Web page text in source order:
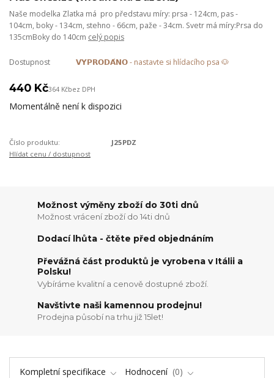
Naše modelka Zlatka má pro představu míry: prsa - 124cm, pas -
104cm, boky - 134cm, stehno - 66cm, paže - 34cm. Svetr má míry:Prsa do
135cmBoky do 140cm celý popis
Dostupnost 𝗩𝗬𝗣𝗥𝗢𝗗𝗔́𝗡𝗢 - nastavte si hlídacího psa 🐶
440 Kč364 Kčbez DPH
Momentálně není k dispozici
Číslo produktu:
J25PDZ
Hlídat cenu / dostupnost
Možnost výměny zboží do 30ti dnů
Možnost vrácení zboží do 14ti dnů
Dodací lhůta - čtěte před objednáním
Převážná část produktů je vyrobena v Itálii a
Polsku!
Vybíráme kvalitní a cenově dostupné zboží.
Navštivte naši kamennou prodejnu!
Prodejna působí na trhu již 15let!
Kompletní specifikace Hodnocení 0